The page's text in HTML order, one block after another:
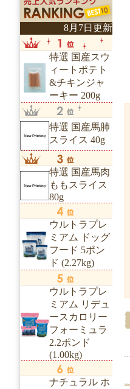
8月7日更新
特選 国産スウ
ィートポテト
&チキンジャ
ーキー 200g
特選 国産馬肺
スライス 40g
特選 国産馬肉
ももスライス
80g
ウルトラプレ
ミアム ドッグ
フード 5ポン
ド (2.27kg)
ウルトラプレ
ミアム リデュ
ースカロリー
フォーミュラ
2.2ポンド
(1.00kg)
ナチュラル ホ